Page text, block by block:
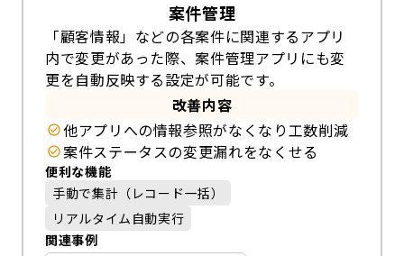
案件管理
「顧客情報」などの各案件に関連するアプリ
内で変更があった際、案件管理アプリにも変
更を自動反映する設定が可能です。
改善内容
他アプリへの情報参照がなくなり工数削減
案件ステータスの変更漏れをなくせる
便利な機能
手動で集計（レコード一括）
リアルタイム自動実行
関連事例